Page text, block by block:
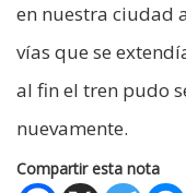
en nuestra ciudad
vías que se
al fin el tren pudo
nuevamente.
Compartir esta nota